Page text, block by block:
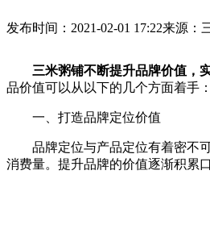
发布时间：2021-02-01 17:22来源：
三米粥铺不断提升品牌价值，
品价值可以从以下的几个方面着手：
一、打造品牌定位价值
品牌定位与产品定位有着密不可
消费量。提升品牌的价值逐渐积累